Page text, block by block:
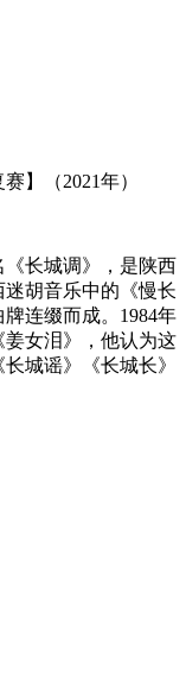
】（2021年）
长城调》，是陕西
胡音乐中的《慢长
连缀而成。1984年
女泪》，他认为这
城谣》《长城长》